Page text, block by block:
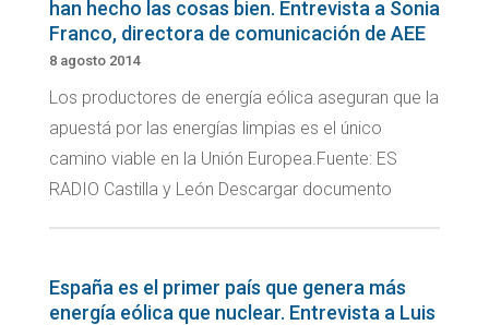
han hecho las cosas bien. Entrevista a Sonia
Franco, directora de comunicación de AEE
8 agosto 2014
Los productores de energía eólica aseguran que la
apuestá por las energías limpias es el único
camino viable en la Unión Europea.Fuente: ES
RADIO Castilla y León Descargar documento
España es el primer país que genera más
energía eólica que nuclear. Entrevista a Luis